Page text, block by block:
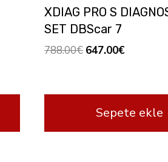
XDIAG PRO S
SET DBScar 7
788.00€ Orijinal
647.00€Şu
647.00€.
Sepete ekle